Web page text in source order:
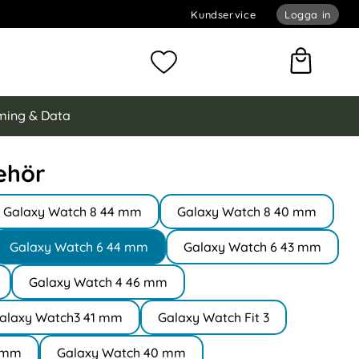
Kundservice Logga in
sökning Mina favoriter
& Data
Galaxy Watch 8 44 mm Galaxy Watch 8 40 mm
Galaxy Watch 6 44 mm Galaxy Watch 6 43 mm
Galaxy Watch 4 46 mm
Watch3 41 mm Galaxy Watch Fit 3
Galaxy Watch 40 mm